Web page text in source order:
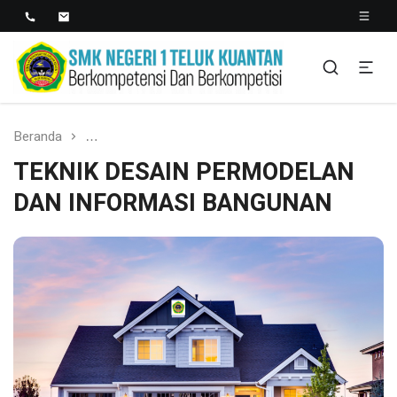
SMK NEGERI 1 TELUK
KUANTAN
Berkopetensi Dan Berkompetisi
Beranda TEKNIK DESAIN PERMODELAN DAN INFORMASI
TEKNIK DESAIN PERMODELAN
DAN INFORMASI BANGUNAN